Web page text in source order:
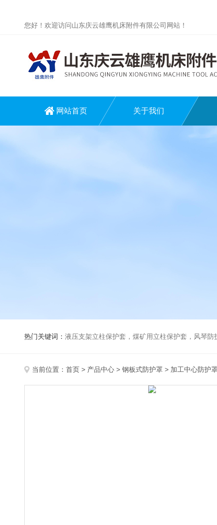
您好！欢迎访问山东庆云雄鹰机床附件有限公司网站！
网站首页 关于我们
热门关键词： 液压支架立柱保护套，煤矿用立柱保护套，风琴
当前位置： 首页 > 产品中心 > 钢板式防护罩 > 加工中心防护